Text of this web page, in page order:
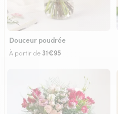
Douceur poudrée
À partir de 31€95